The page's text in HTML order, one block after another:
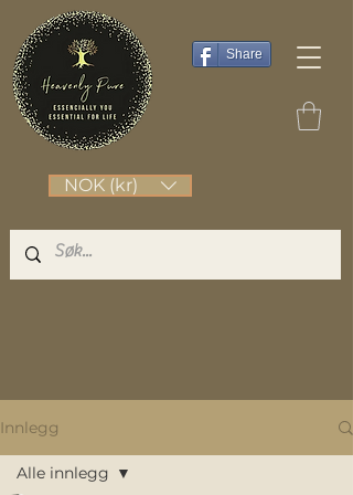
NOK (kr)
Share
Innlegg
Alle innlegg